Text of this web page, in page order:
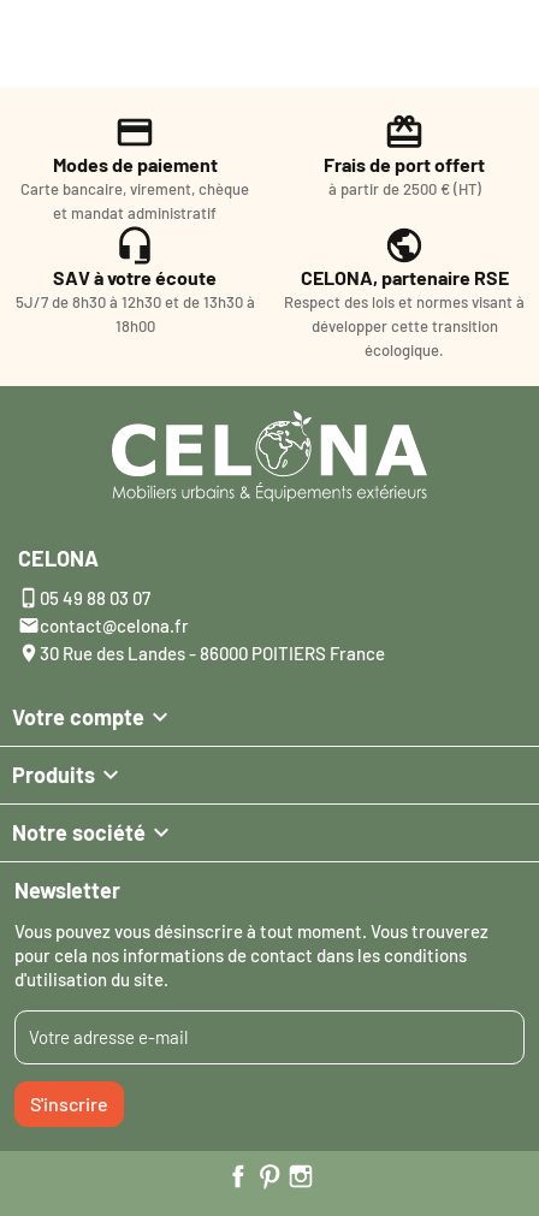
Modes de paiement
Carte bancaire, virement, chèque
et mandat administratif
Frais de port offert
à partir de 2500 € (HT)
SAV à votre écoute
5J/7 de 8h30 à 12h30 et de 13h30 à
18h00
CELONA, partenaire RSE
Respect des lois et normes visant à
développer cette transition
écologique.
CELONA
 05 49 88 03 07
contact@celona.fr
30 Rue des Landes - 86000 POITIERS France
Votre compte 
Produits 
Notre société 
Newsletter
Vous pouvez vous désinscrire à tout moment. Vous trouverez
pour cela nos informations de contact dans les conditions
d'utilisation du site.
S'inscrire